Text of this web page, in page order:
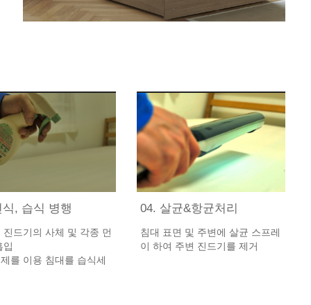
, 습식 병행
진드기의 사체 및 각종 먼
입
를 이용 침대를 습식세
04. 살균&항균처리
침대 표면 및 주변에 살균 스프레
이 하여 주변 진드기를 제거